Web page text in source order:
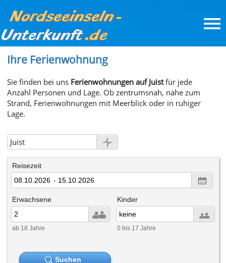
Ihre Ferienwohnung
Sie finden bei uns Ferienwohnungen auf Juistfür jede
Anzahl Personen und Lage. Ob zentrumsnah, nahe zum
Strand, Ferienwohnungen mit Meerblick oder in ruhiger
Lage.
Juist
Borkum
Langeoog
Sylt
Norderney
Wangerooge
Reisezeit
-
Erwachsene
ab 18 Jahre
Kinder
0 bis 17 Jahre
Suchen